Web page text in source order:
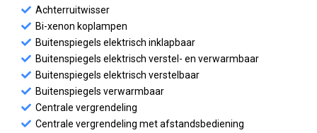
Achterruitwisser
Bi-xenon koplampen
Buitenspiegels elektrisch inklapbaar
Buitenspiegels elektrisch verstel- en verwarmbaar
Buitenspiegels elektrisch verstelbaar
Buitenspiegels verwarmbaar
Centrale vergrendeling
Centrale vergrendeling met afstandsbediening